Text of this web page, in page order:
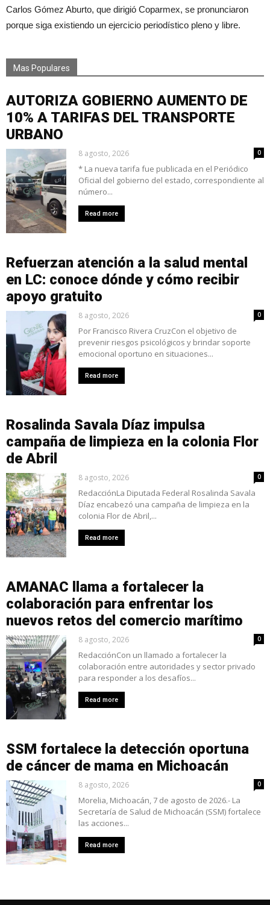
Carlos Gómez Aburto, que dirigió Coparmex, se pronunciaron
porque siga existiendo un ejercicio periodístico pleno y libre.
Mas Populares
AUTORIZA GOBIERNO AUMENTO DE
10% A TARIFAS DEL TRANSPORTE
URBANO
8 agosto, 2026 0
* La nueva tarifa fue publicada en el Periódico
Oficial del gobierno del estado, correspondiente al
número...
Read more
Refuerzan atención a la salud mental
en LC: conoce dónde y cómo recibir
apoyo gratuito
8 agosto, 2026 0
Por Francisco Rivera CruzCon el objetivo de
prevenir riesgos psicológicos y brindar soporte
emocional oportuno en situaciones...
Read more
Rosalinda Savala Díaz impulsa
campaña de limpieza en la colonia Flor
de Abril
8 agosto, 2026 0
RedacciónLa Diputada Federal Rosalinda Savala
Díaz encabezó una campaña de limpieza en la
colonia Flor de Abril,...
Read more
AMANAC llama a fortalecer la
colaboración para enfrentar los
nuevos retos del comercio marítimo
8 agosto, 2026 0
RedacciónCon un llamado a fortalecer la
colaboración entre autoridades y sector privado
para responder a los desafíos...
Read more
SSM fortalece la detección oportuna
de cáncer de mama en Michoacán
8 agosto, 2026 0
Morelia, Michoacán, 7 de agosto de 2026.- La
Secretaría de Salud de Michoacán (SSM) fortalece
las acciones...
Read more